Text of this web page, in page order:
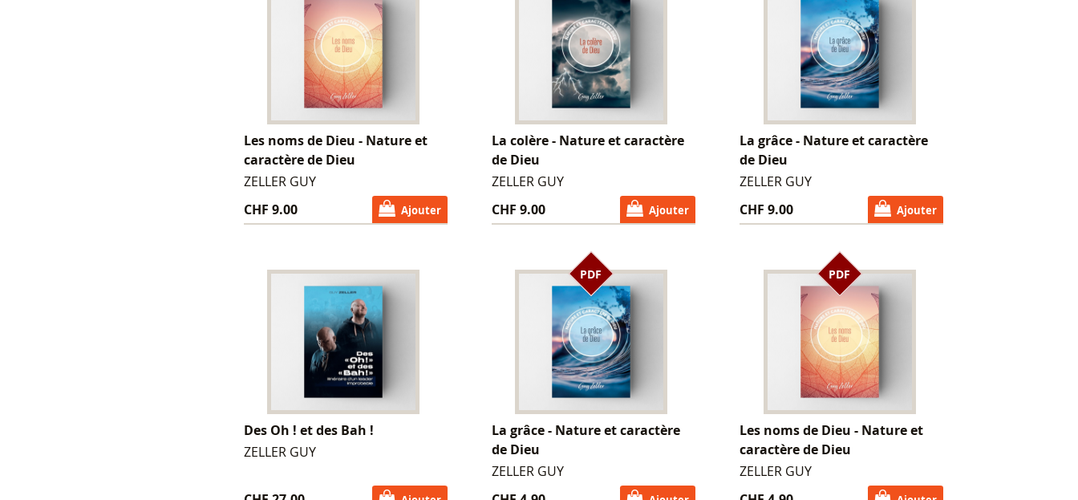
Les noms de Dieu - Nature et
caractère de Dieu
ZELLER GUY
CHF 9.00
Ajouter
La colère - Nature et caractère
de Dieu
ZELLER GUY
CHF 9.00
Ajouter
La grâce - Nature et caractère
de Dieu
ZELLER GUY
CHF 9.00
Ajouter
Des Oh ! et des Bah !
ZELLER GUY
PDF
La grâce - Nature et caractère
de Dieu
ZELLER GUY
PDF
Les noms de Dieu - Nature et
caractère de Dieu
ZELLER GUY